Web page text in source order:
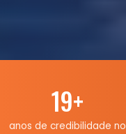
19+
anos de credibilidade no